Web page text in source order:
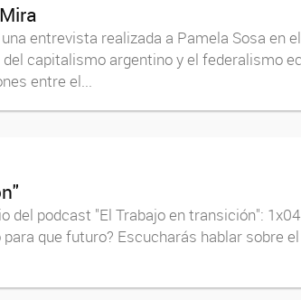
entrevista realizada a Pamela Sosa
capitalismo argentino y el federalismo
entre el...
del podcast "El Trabajo en transición":
que futuro? Escucharás hablar sobre